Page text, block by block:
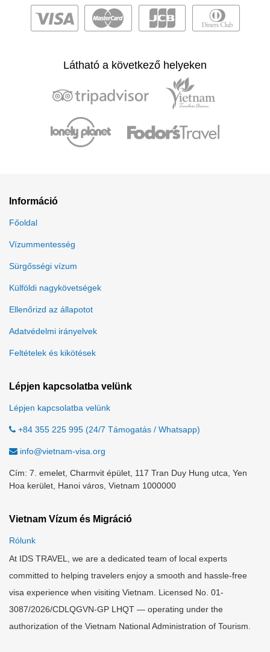
Látható a következő helyeken
Információ
Főoldal
Vízummentesség
Sürgősségi vízum
Külföldi nagykövetségek
Ellenőrizd az állapotot
Adatvédelmi irányelvek
Feltételek és kikötések
Lépjen kapcsolatba velünk
Lépjen kapcsolatba velünk
+84 355 225 995 (24/7 Támogatás / Whatsapp)
info@vietnam-visa.org
Cím: 7. emelet, Charmvit épület, 117 Tran Duy Hung utca, Yen
Hoa kerület, Hanoi város, Vietnam 1000000
Vietnam Vízum és Migráció
Rólunk
At IDS TRAVEL, we are a dedicated team of local experts
committed to helping travelers enjoy a smooth and hassle-free
visa experience when visiting Vietnam. Licensed No. 01-
3087/2026/CDLQGVN-GP LHQT — operating under the
authorization of the Vietnam National Administration of Tourism.